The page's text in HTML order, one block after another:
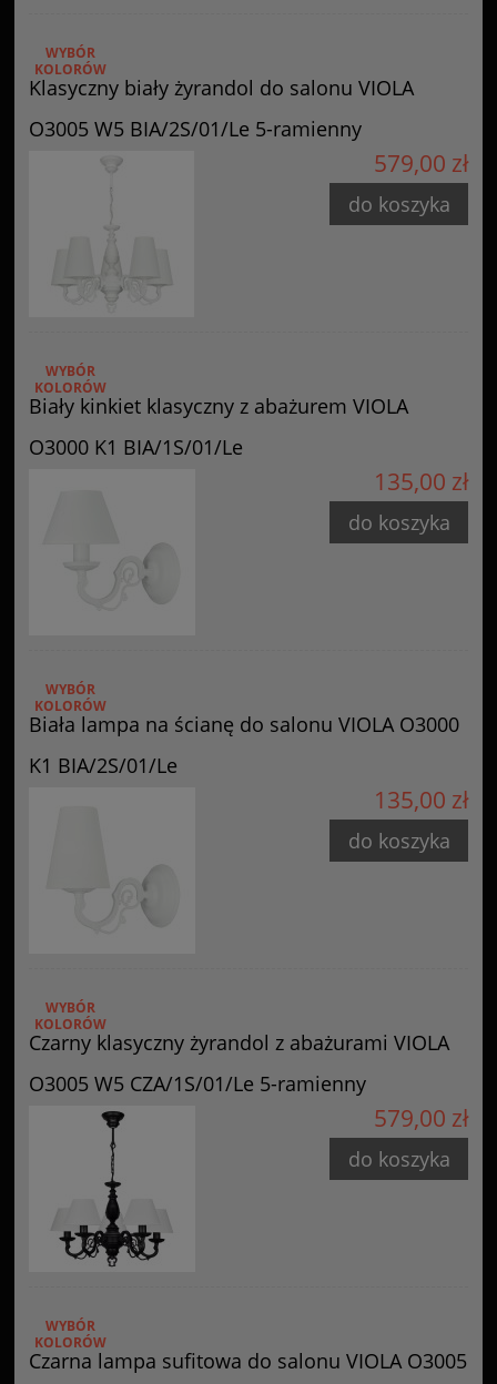
Klasyczny biały żyrandol do salonu VIOLA
O3005 W5 BIA/2S/01/Le 5-ramienny
WYBÓR
KOLORÓW
579,00 zł
do koszyka
Biały kinkiet klasyczny z abażurem VIOLA
O3000 K1 BIA/1S/01/Le
WYBÓR
KOLORÓW
135,00 zł
do koszyka
Biała lampa na ścianę do salonu VIOLA O3000
K1 BIA/2S/01/Le
WYBÓR
KOLORÓW
135,00 zł
do koszyka
Czarny klasyczny żyrandol z abażurami VIOLA
O3005 W5 CZA/1S/01/Le 5-ramienny
WYBÓR
KOLORÓW
579,00 zł
do koszyka
Czarna lampa sufitowa do salonu VIOLA O3005
WYBÓR
KOLORÓW